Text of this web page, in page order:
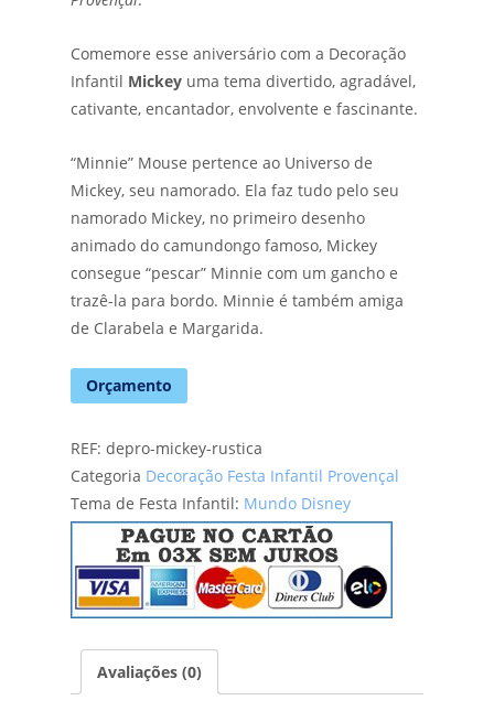
Comemore esse aniversário com a Decoração
Infantil Mickey uma tema divertido, agradável,
cativante, encantador, envolvente e fascinante.
“Minnie” Mouse pertence ao Universo de
Mickey, seu namorado. Ela faz tudo pelo seu
namorado Mickey, no primeiro desenho
animado do camundongo famoso, Mickey
consegue “pescar” Minnie com um gancho e
trazê-la para bordo. Minnie é também amiga
de Clarabela e Margarida.
Orçamento
REF: depro-mickey-rustica
Categoria Decoração Festa Infantil Provençal
Tema de Festa Infantil: Mundo Disney
Avaliações (0)